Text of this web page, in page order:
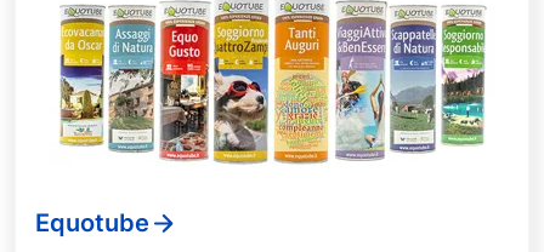
Equotube